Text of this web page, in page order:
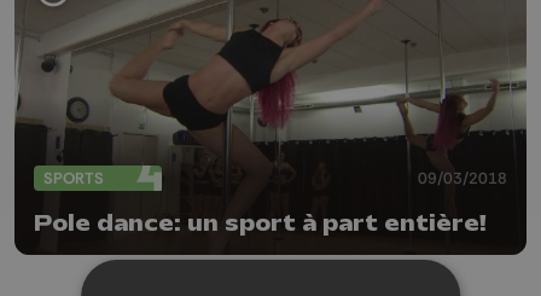
SPORTS 09/03/2018
Pole dance: un sport à part entière!